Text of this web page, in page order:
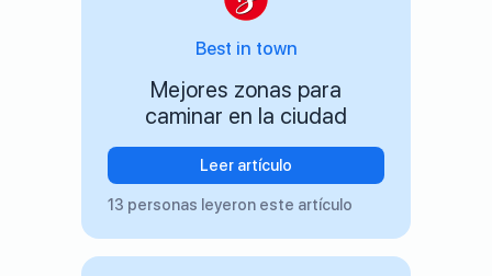
Best in town
Mejores zonas para
caminar en la ciudad
Leer artículo
13 personas leyeron este artículo